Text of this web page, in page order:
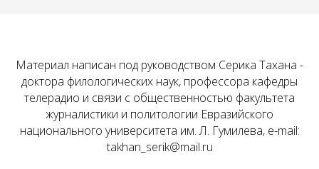
Материал написан под руководством Серика Тахана -
доктора филологических наук, профессора кафедры
телерадио и связи с общественностью факультета
журналистики и политологии Евразийского
национального университета им. Л. Гумилева, e-mail:
takhan_serik@mail.ru